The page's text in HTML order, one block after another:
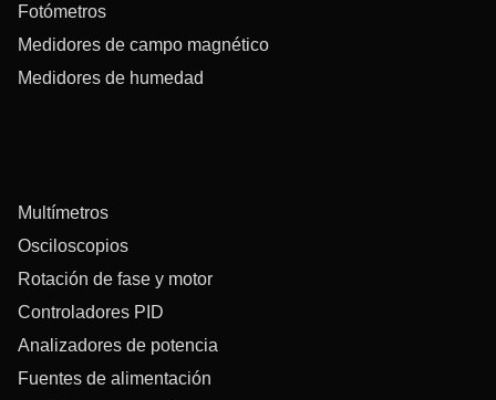
Fotómetros
Medidores de campo magnético
Medidores de humedad
Multímetros
Osciloscopios
Rotación de fase y motor
Controladores PID
Analizadores de potencia
Fuentes de alimentación